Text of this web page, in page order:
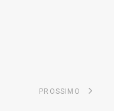
PROSSIMO